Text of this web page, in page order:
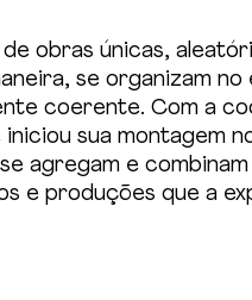
obras únicas,
se organizam no
coerente. Com a
sua montagem
agregam e
e produções que a